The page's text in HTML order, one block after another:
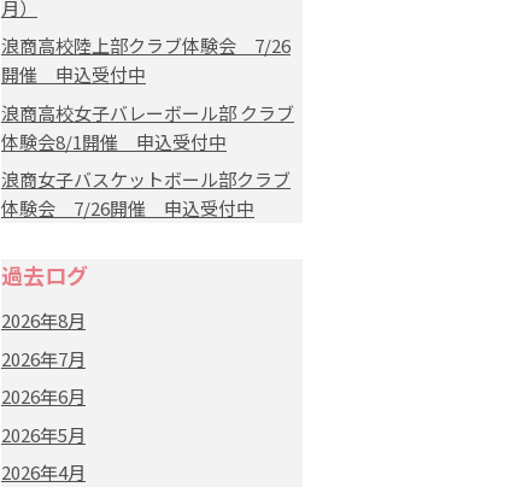
月）
浪商高校陸上部クラブ体験会 7/26
開催 申込受付中
浪商高校女子バレーボール部 クラブ
体験会8/1開催 申込受付中
浪商女子バスケットボール部クラブ
体験会 7/26開催 申込受付中
過去ログ
2026年8月
2026年7月
2026年6月
2026年5月
2026年4月